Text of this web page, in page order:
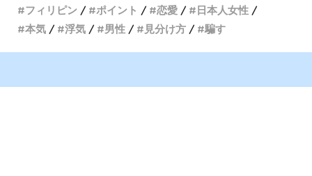
フィリピン
ポイント 恋愛
日本人女性
本気
浮気 男性 見分け方 騙す